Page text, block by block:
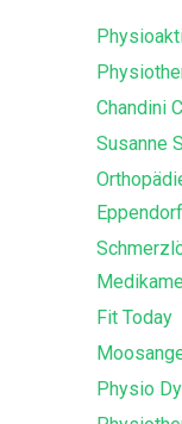
Chandini
Susanne
Fit Today
Physio